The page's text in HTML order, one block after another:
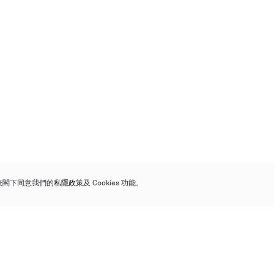
下同意我們的私隱政策及 Cookies 功能。